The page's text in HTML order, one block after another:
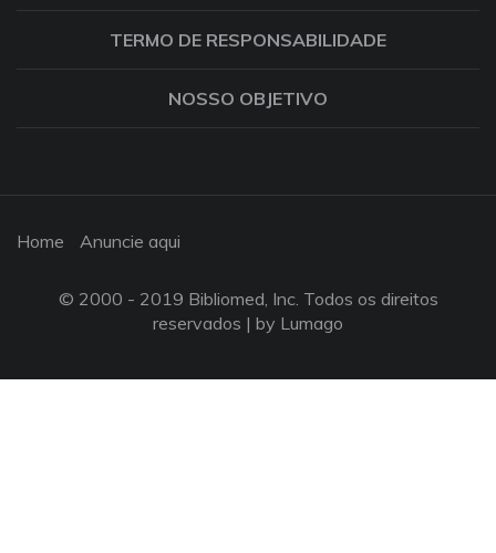
TERMO DE RESPONSABILIDADE
NOSSO OBJETIVO
Home Anuncie aqui
© 2000 - 2019 Bibliomed, Inc. Todos os direitos
reservados | by Lumago